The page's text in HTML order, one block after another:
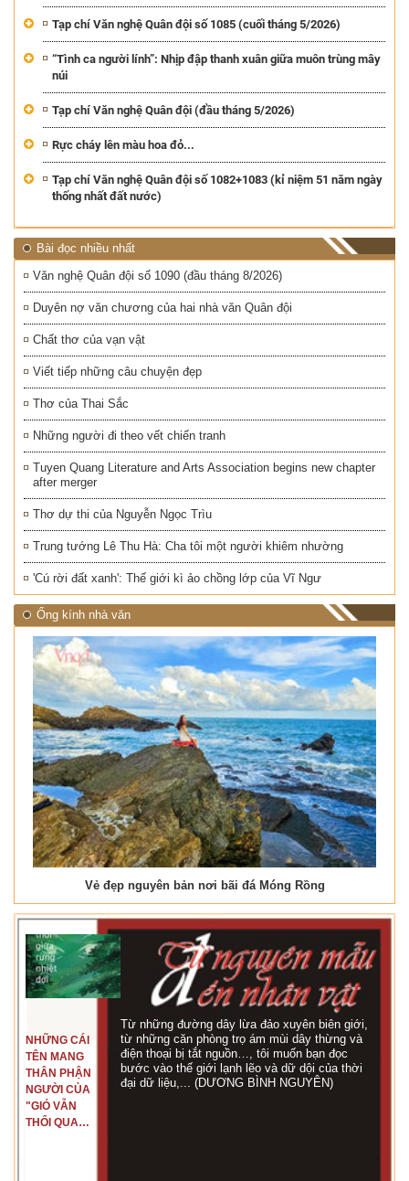
Tạp chí Văn nghệ Quân đội số 1085 (cuối tháng 5/2026)
“Tình ca người lính”: Nhịp đập thanh xuân giữa muôn trùng mây
núi
Tạp chí Văn nghệ Quân đội (đầu tháng 5/2026)
Rực cháy lên màu hoa đỏ...
Tạp chí Văn nghệ Quân đội số 1082+1083 (kỉ niệm 51 năm ngày
thống nhất đất nước)
Bài đọc nhiều nhất
Văn nghệ Quân đội số 1090 (đầu tháng 8/2026)
Duyên nợ văn chương của hai nhà văn Quân đội
Chất thơ của vạn vật
Viết tiếp những câu chuyện đẹp
Thơ của Thai Sắc
Những người đi theo vết chiến tranh
Tuyen Quang Literature and Arts Association begins new chapter
after merger
Thơ dự thi của Nguyễn Ngọc Trìu
Trung tướng Lê Thu Hà: Cha tôi một người khiêm nhường
'Cú rời đất xanh': Thế giới kì ảo chồng lớp của Vĩ Ngư
Ống kính nhà văn
Vẻ đẹp nguyên bản nơi bãi đá Móng Rồng
NHỮNG CÁI
TÊN MANG
THÂN PHẬN
NGƯỜI CỦA
"GIÓ VẪN
THỔI QUA
Từ những đường dây lừa đảo xuyên biên giới,
từ những căn phòng trọ ám mùi dây thừng và
điện thoại bị tắt nguồn…, tôi muốn bạn đọc
bước vào thế giới lạnh lẽo và dữ dội của thời
đại dữ liệu,... (DƯƠNG BÌNH NGUYÊN)